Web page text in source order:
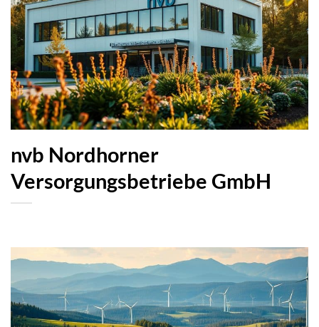
nvb Nordhorner
Versorgungsbetriebe GmbH